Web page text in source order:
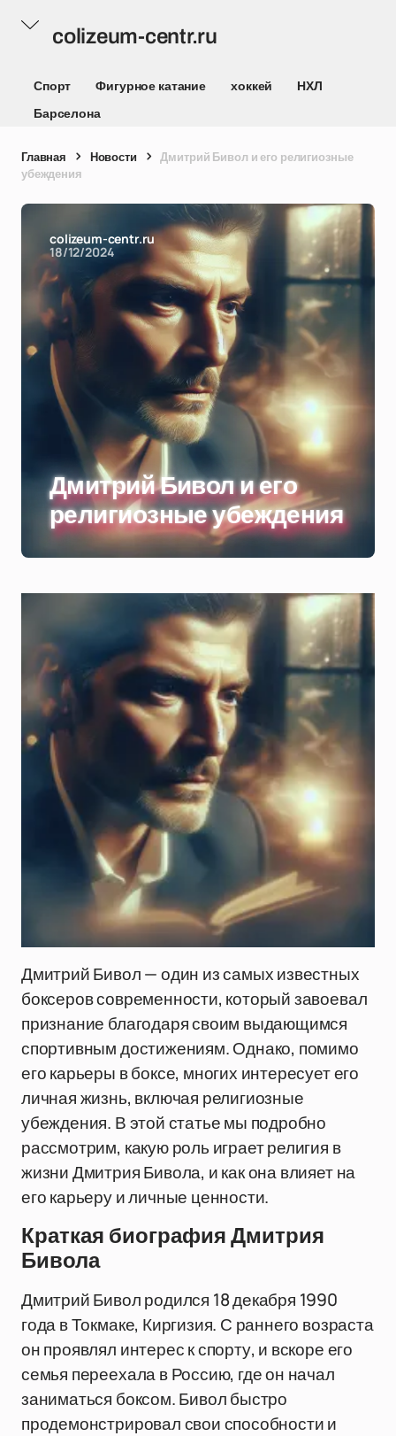
colizeum-centr.ru
Спорт Фигурное катание хоккей
НХЛ
Барселона
Главная Новости
Дмитрий Бивол и его религиозные
убеждения
colizeum-centr.ru
18/12/2024
Дмитрий Бивол и его
религиозные убеждения
Дмитрий Бивол — один из самых известных
боксеров современности, который завоевал
признание благодаря своим выдающимся
спортивным достижениям. Однако, помимо
его карьеры в боксе, многих интересует его
личная жизнь, включая религиозные
убеждения. В этой статье мы подробно
рассмотрим, какую роль играет религия в
жизни Дмитрия Бивола, и как она влияет на
его карьеру и личные ценности.
Краткая биография Дмитрия
Бивола
Дмитрий Бивол родился 18 декабря 1990
года в Токмаке, Киргизия. С раннего возраста
он проявлял интерес к спорту, и вскоре его
семья переехала в Россию, где он начал
заниматься боксом. Бивол быстро
продемонстрировал свои способности и